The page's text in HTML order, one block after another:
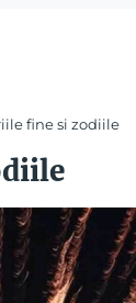
fine si zodiile